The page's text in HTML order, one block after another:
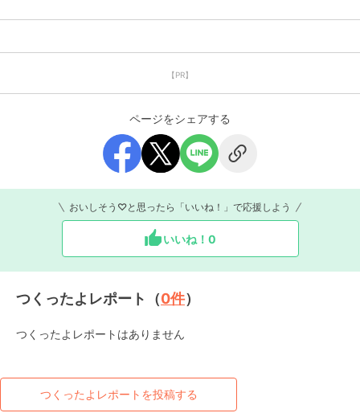
【PR】
ページをシェアする
おいしそう♡と思ったら「いいね！」で応援しよう
いいね！ 0
つくったよレポート（0件）
つくったよレポートはありません
つくったよレポートを投稿する